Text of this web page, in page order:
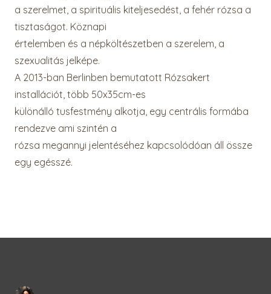
a szerelmet, a spirituális kiteljesedést, a fehér rózsa a
tisztaságot. Köznapi
értelemben és a népköltészetben a szerelem, a
szexualitás jelképe.
A 2013-ban Berlinben bemutatott Rózsakert
installációt, több 50x35cm-es
különálló tusfestmény alkotja, egy centrális formába
rendezve ami szintén a
rózsa megannyi jelentéséhez kapcsolódóan áll össze
egy egésszé.